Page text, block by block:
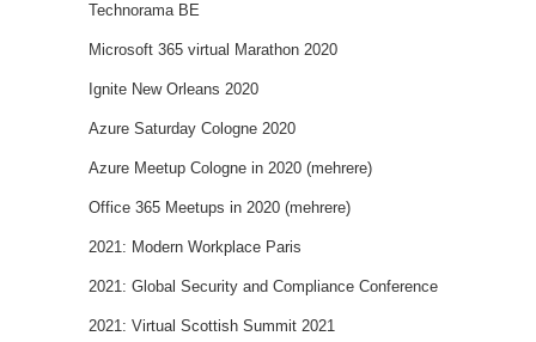
Technorama BE
Microsoft 365 virtual Marathon 2020
Ignite New Orleans 2020
Azure Saturday Cologne 2020
Azure Meetup Cologne in 2020 (mehrere)
Office 365 Meetups in 2020 (mehrere)
2021: Modern Workplace Paris
2021: Global Security and Compliance Conference
2021: Virtual Scottish Summit 2021